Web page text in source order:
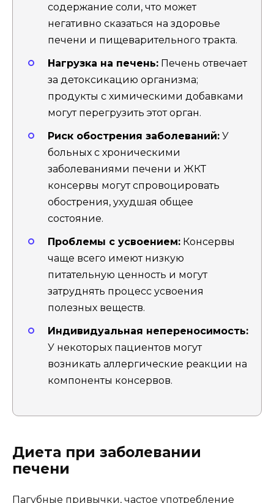
содержание соли, что может
негативно сказаться на здоровье
печени и пищеварительного тракта.
Нагрузка на печень: Печень отвечает
за детоксикацию организма;
продукты с химическими добавками
могут перегрузить этот орган.
Риск обострения заболеваний: У
больных с хроническими
заболеваниями печени и ЖКТ
консервы могут спровоцировать
обострения, ухудшая общее
состояние.
Проблемы с усвоением: Консервы
чаще всего имеют низкую
питательную ценность и могут
затруднять процесс усвоения
полезных веществ.
Индивидуальная непереносимость:
У некоторых пациентов могут
возникать аллергические реакции на
компоненты консервов.
Диета при заболевании
печени
Пагубные привычки, частое употребление